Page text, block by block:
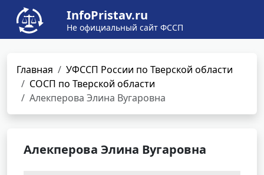
InfoPristav.ru
Не официальный сайт ФССП
Главная
УФССП России по Тверской области
СОСП по Тверской области
Алекперова Элина Вугаровна
Алекперова Элина Вугаровна